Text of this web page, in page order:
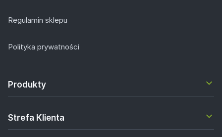
Regulamin sklepu
Polityka prywatności
Produkty
Strefa Klienta